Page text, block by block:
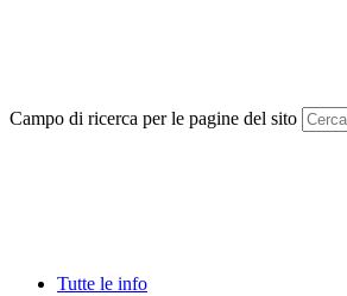
Campo di ricerca per le pagine del sito
Tutte le info